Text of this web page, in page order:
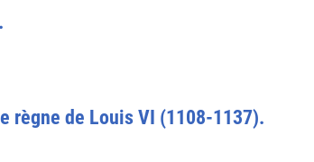
règne de Louis VI (1108-1137).